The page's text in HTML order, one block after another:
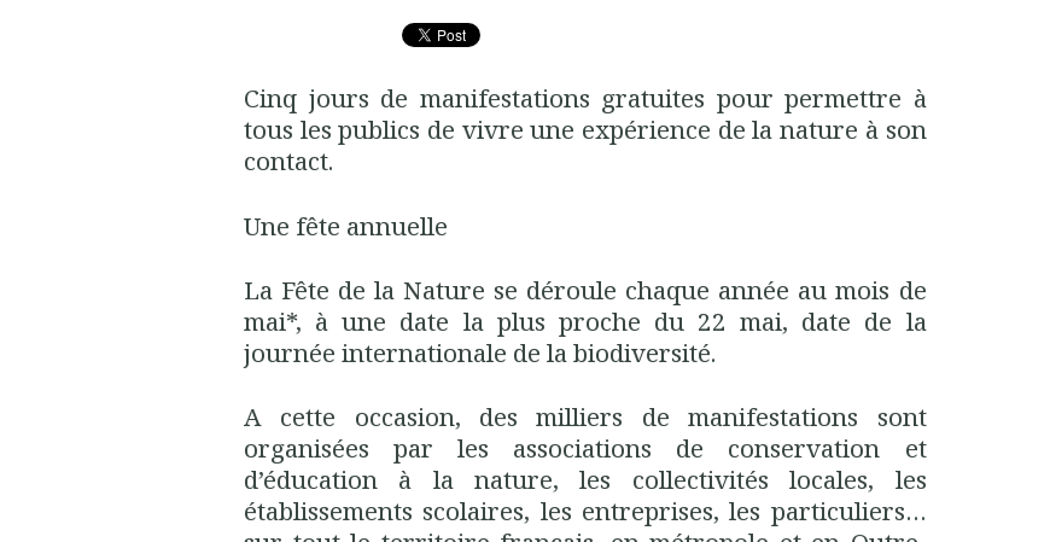
Cinq jours de manifestations gratuites pour permettre à
tous les publics de vivre une expérience de la nature à son
contact.
Une fête annuelle
La Fête de la Nature se déroule chaque année au mois de
mai*, à une date la plus proche du 22 mai, date de la
journée internationale de la biodiversité.
A cette occasion, des milliers de manifestations sont
organisées par les associations de conservation et
d’éducation à la nature, les collectivités locales, les
établissements scolaires, les entreprises, les particuliers…